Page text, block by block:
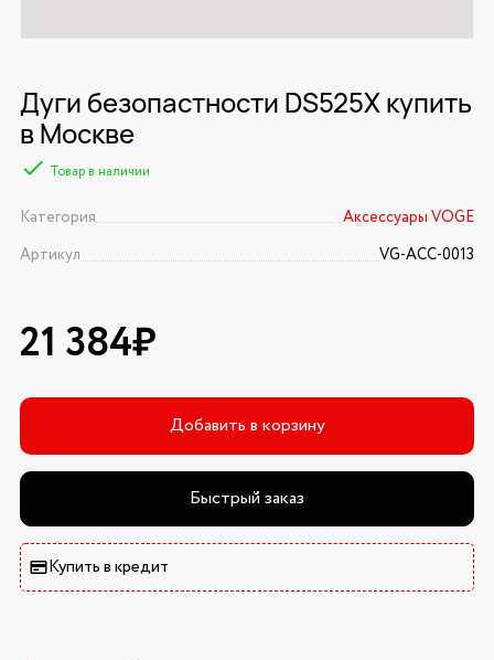
Дуги безопастности DS525X купить
в Москве
Товар в наличии
Категория
Аксессуары VOGE
Артикул
VG-ACC-0013
21 384₽
Добавить в корзину
Быстрый заказ
Купить в кредит